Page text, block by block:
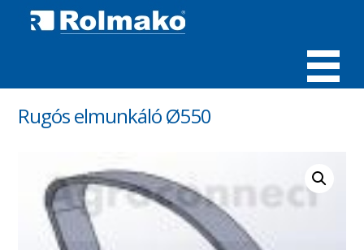
MENÜ
Rugós elmunkáló Ø550